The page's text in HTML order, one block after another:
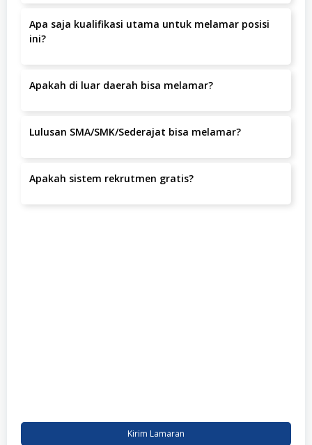
Apa saja kualifikasi utama untuk melamar posisi
ini?
Facebook Ads Specialist minimal 1 tahun. …
Apakah di luar daerah bisa melamar?
No.115, RT.9/RW.7, Mangga Dua Sel., Kecamatan Sawah
Lulusan SMA/SMK/Sederajat bisa melamar?
Apakah sistem rekrutmen gratis?
Kirim Lamaran